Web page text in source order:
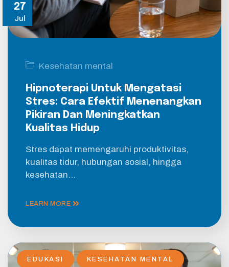
27
Jul
Kesehatan mental
Hipnoterapi Untuk Mengatasi
Stres: Cara Efektif Menenangkan
Pikiran Dan Meningkatkan
Kualitas Hidup
Stres dapat memengaruhi produktivitas,
kualitas tidur, hubungan sosial, hingga
kesehatan…
LEARN MORE
EDUKASI KESEHATAN MENTAL